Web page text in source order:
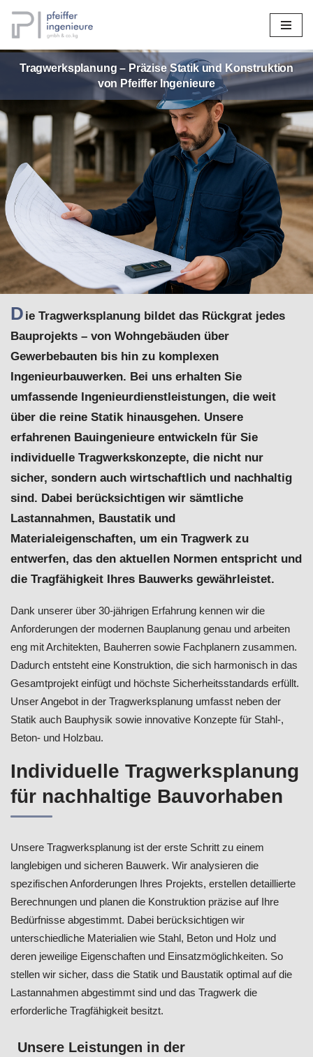
Zum
Inhalt
springen
Tragwerksplanung – Präzise Statik und Konstruktion
von Pfeiffer Ingenieure
D ie Tragwerksplanung bildet das Rückgrat jedes
Bauprojekts – von Wohngebäuden über
Gewerbebauten bis hin zu komplexen
Ingenieurbauwerken. Bei uns erhalten Sie
umfassende Ingenieurdienstleistungen, die weit
über die reine Statik hinausgehen. Unsere
erfahrenen Bauingenieure entwickeln für Sie
individuelle Tragwerkskonzepte, die nicht nur
sicher, sondern auch wirtschaftlich und nachhaltig
sind. Dabei berücksichtigen wir sämtliche
Lastannahmen, Baustatik und
Materialeigenschaften, um ein Tragwerk zu
entwerfen, das den aktuellen Normen entspricht und
die Tragfähigkeit Ihres Bauwerks gewährleistet.
Dank unserer über 30-jährigen Erfahrung kennen wir die
Anforderungen der modernen Bauplanung genau und arbeiten
eng mit Architekten, Bauherren sowie Fachplanern zusammen.
Dadurch entsteht eine Konstruktion, die sich harmonisch in das
Gesamtprojekt einfügt und höchste Sicherheitsstandards erfüllt.
Unser Angebot in der Tragwerksplanung umfasst neben der
Statik auch Bauphysik sowie innovative Konzepte für Stahl-,
Beton- und Holzbau.
Individuelle Tragwerksplanung
für nachhaltige Bauvorhaben
Unsere Tragwerksplanung ist der erste Schritt zu einem
langlebigen und sicheren Bauwerk. Wir analysieren die
spezifischen Anforderungen Ihres Projekts, erstellen detaillierte
Berechnungen und planen die Konstruktion präzise auf Ihre
Bedürfnisse abgestimmt. Dabei berücksichtigen wir
unterschiedliche Materialien wie Stahl, Beton und Holz und
deren jeweilige Eigenschaften und Einsatzmöglichkeiten. So
stellen wir sicher, dass die Statik und Baustatik optimal auf die
Lastannahmen abgestimmt sind und das Tragwerk die
erforderliche Tragfähigkeit besitzt.
Unsere Leistungen in der